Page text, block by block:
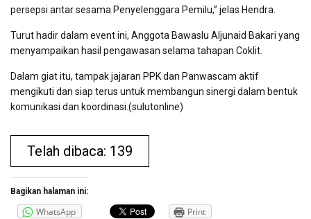
persepsi antar sesama Penyelenggara Pemilu,” jelas Hendra.
Turut hadir dalam event ini, Anggota Bawaslu Aljunaid Bakari yang
menyampaikan hasil pengawasan selama tahapan Coklit.
Dalam giat itu, tampak jajaran PPK dan Panwascam aktif
mengikuti dan siap terus untuk membangun sinergi dalam bentuk
komunikasi dan koordinasi.(sulutonline)
Telah dibaca: 139
Bagikan halaman ini:
WhatsApp Print